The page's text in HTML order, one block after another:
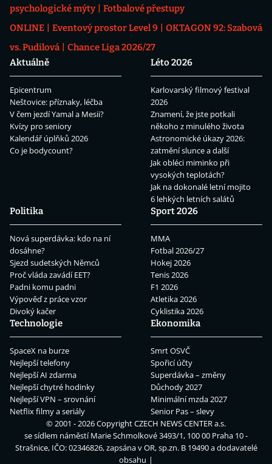
psychologické mýty
Fotbalové přestupy
ONLINE
Eventový prostor Level 9
OKTAGON 92: Szabová
vs. Pudilová
Chance Liga 2026/27
Aktuálně
Epicentrum
Neštovice: příznaky, léčba
V čem jezdí Yamal a Mesii?
Kvízy pro seniory
Kalendář úplňků 2026
Co je bodycount?
Léto 2026
Karlovarský filmový festival
2026
Znamení, že jste potkali
někoho z minulého života
Astronomické úkazy 2026:
zatmění slunce a další
Jak obléci miminko při
vysokých teplotách?
Jak na dokonalé letní mojito
6 lehkých letních salátů
Politika
Nová superdávka: kdo na ní
dosáhne?
Sjezd sudetských Němců
Proč vláda zavádí EET?
Padni komu padni
Výpověď z práce vzor
Divoký kačer
Sport 2026
MMA
Fotbal 2026/27
Hokej 2026
Tenis 2026
F1 2026
Atletika 2026
Cyklistika 2026
Technologie
SpaceX na burze
Nejlepší telefony
Nejlepší AI zdarma
Nejlepší chytré hodinky
Nejlepší VPN – srovnání
Netflix filmy a seriály
Ekonomika
Smrt OSVČ
Spořicí účty
Superdávka – změny
Důchody 2027
Minimální mzda 2027
Senior Pas – slevy
© 2001 - 2026 CopyrightCZECH NEWS CENTER a.s.
se sídlem náměstí Marie Schmolkové 3493/1, 100 00 Praha 10 -
Strašnice, IČO: 02346826, zapsána v OR, sp.zn. B 19490 a dodavatelé
obsahu